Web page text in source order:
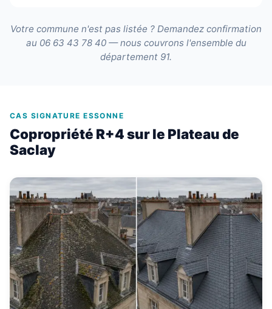
Votre commune n'est pas listée ? Demandez confirmation
au 06 63 43 78 40 — nous couvrons l'ensemble du
département 91.
CAS SIGNATURE ESSONNE
Copropriété R+4 sur le Plateau de
Saclay